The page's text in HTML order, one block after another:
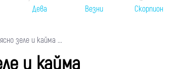
Дева Везни Скорпион
зеле и кайма ...
и кайма